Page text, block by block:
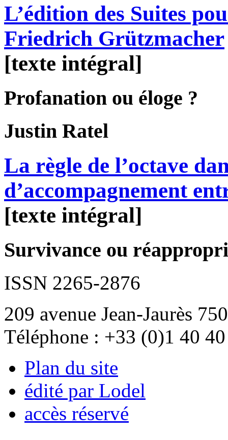
L’édition des Suites
Friedrich Grützmacher
[texte intégral]
Profanation ou éloge ?
Justin Ratel
La règle de l’octave
d’accompagnement
[texte intégral]
Survivance ou
ISSN 2265-2876
209 avenue Jean-Jaurès
Téléphone : +33 (0)1 40
Plan du site
édité par Lodel
accès réservé